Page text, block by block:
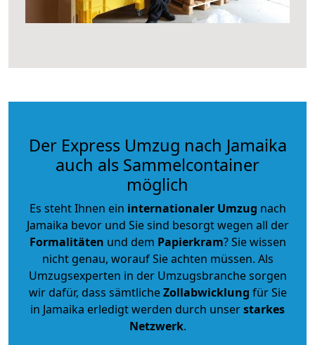
Der Express Umzug nach Jamaika
auch als Sammelcontainer
möglich
Es steht Ihnen ein internationaler Umzug nach
Jamaika bevor und Sie sind besorgt wegen all der
Formalitäten und dem Papierkram? Sie wissen
nicht genau, worauf Sie achten müssen. Als
Umzugsexperten in der Umzugsbranche sorgen
wir dafür, dass sämtlicheZollabwicklung für Sie
in Jamaika erledigt werden durch unserstarkes
Netzwerk.